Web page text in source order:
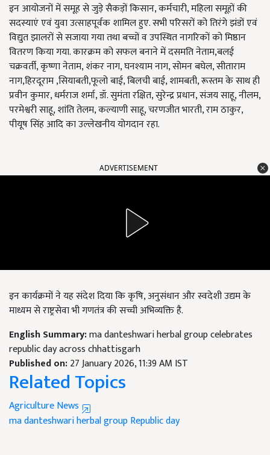
इन आयोजनों में समूह से जुड़े सैकड़ों किसान, कर्मचारी, महिला समूहों की
सदस्याएं एवं युवा उत्साहपूर्वक शामिल हुए. सभी परिसरों को तिरंगे झंडों एवं
विद्युत झालरों से सजाया गया तथा बच्चों व उपस्थित नागरिकों को मिष्ठान
वितरण किया गया. कारक्रम को सफल बनाने में दसमति नेताम,बलई
चक्रवर्ती, कृष्णा नेताम, शंकर नाग, घनश्याम नाग, सोमन बघेल, सीताराम
नाग,हिरदूराम ,सियाबती,फूलो बाई, बिलची बाई, शामबती, रूस्तम के साथ ही
प्रवीन कुमार, धर्मराज शर्मा, डॉ. सुमंता रक्षित, सुरेन्द्र प्रधान, संजय साहू, नीलम,
परमेश्वरी साहू, शांति तेलम, कल्याणी साहू, चरणजीत भारती, राम ठाकुर,
पीयूष सिंह आदि का उल्लेखनीय योगदान रहा.
ADVERTISEMENT
इन कार्यक्रमों ने यह संदेश दिया कि कृषि, अनुसंधान और स्वदेशी उद्यम के
माध्यम से राष्ट्रसेवा भी गणतंत्र की सच्ची अभिव्यक्ति है.
English Summary:ma danteshwari herbal group celebrates
republic day across chhattisgarh
Published on:27 January 2026, 11:39 AM IST
Related Topics
Agriculture News
ma danteshwari herbal groupRepublic day